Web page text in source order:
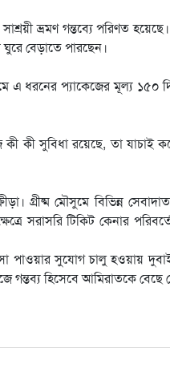
ভ্রমণ গন্তব্যে পরিণত
ঘুরে বেড়াতে পারছেন।
ধরনের প্যাকেজের মূল্য ১৫০
কী সুবিধা রয়েছে, তা যাচাই
মৌসুমে বিভিন্ন সেবাদাতা
সরাসরি টিকিট কেনার
পাওয়ার সুযোগ চালু হওয়ায়
গন্তব্য হিসেবে আমিরাতকে বেছে